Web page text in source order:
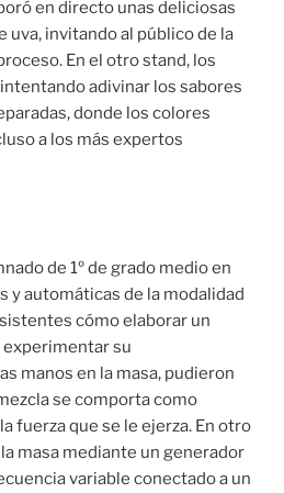
en directo unas deliciosas
uva, invitando al público de la
En el otro stand, los
adivinar los sabores
donde los colores
a los más expertos
de 1º de grado medio en
y automáticas de la modalidad
cómo elaborar un
su
manos en la masa, pudieron
se comporta como
fuerza que se le ejerza. En otro
masa mediante un generador
variable conectado a un